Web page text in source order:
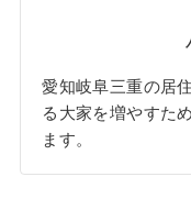
愛知岐阜三重の居
る大家を増やすた
ます。